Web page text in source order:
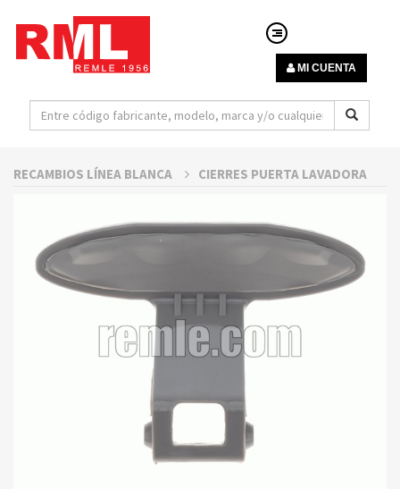
MI CUENTA
RECAMBIOS LÍNEA BLANCA CIERRES PUERTA LAVADORA